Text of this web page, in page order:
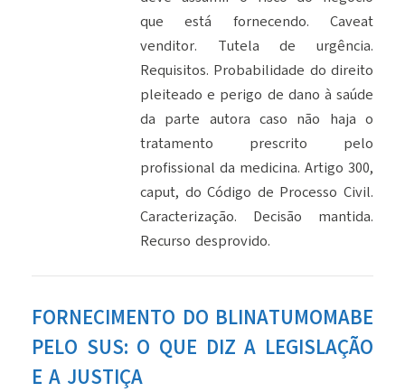
que está fornecendo. Caveat
venditor. Tutela de urgência.
Requisitos. Probabilidade do direito
pleiteado e perigo de dano à saúde
da parte autora caso não haja o
tratamento prescrito pelo
profissional da medicina. Artigo 300,
caput, do Código de Processo Civil.
Caracterização. Decisão mantida.
Recurso desprovido.
FORNECIMENTO DO BLINATUMOMABE
PELO SUS: O QUE DIZ A LEGISLAÇÃO
E A JUSTIÇA